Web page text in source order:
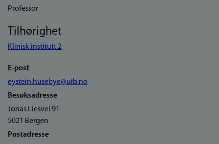
Professor
Tilhørighet
Klinisk institutt 2
E-post
eystein.husebye@uib.no
Besøksadresse
Jonas Liesvei 91
5021 Bergen
Postadresse